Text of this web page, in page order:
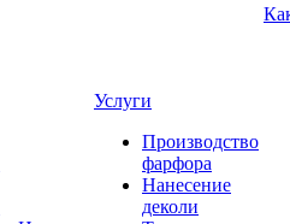
Услуги
Производство
фарфора
Нанесение
деколи